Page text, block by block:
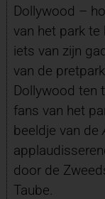
Dollywood –
van het park te
iets van zijn
van de
Dollywood ten
fans van het
beeldje van de
door de
Taube.